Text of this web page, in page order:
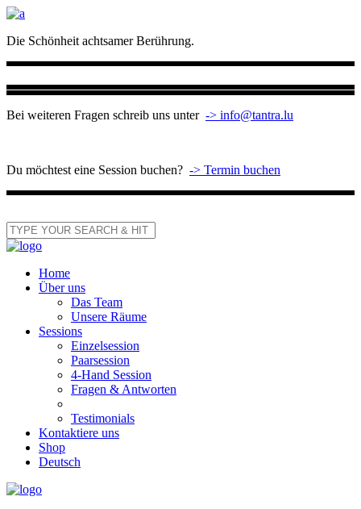
Die Schönheit achtsamer Berührung.
Bei weiteren Fragen schreib uns unter -> info@tantra.lu
Du möchtest eine Session buchen? -> Termin buchen
Home
Über uns
Das Team
Unsere Räume
Sessions
Einzelsession
Paarsession
4-Hand Session
Fragen & Antworten
Testimonials
Kontaktiere uns
Shop
Deutsch